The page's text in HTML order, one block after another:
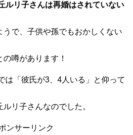
ルリ子さんは再婚はされていない
うで、子供や孫でもおかしくない
噂があります！
は「彼氏が3、4人いる」と仰って
リ子さんなのでした。
ンサーリンク